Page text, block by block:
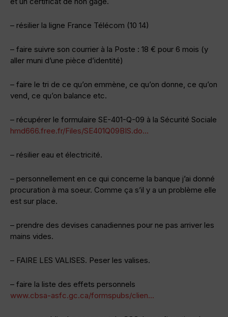
– résilier la ligne France Télécom (10 14)
– faire suivre son courrier à la Poste : 18 € pour 6 mois (y
aller muni d’une pièce d’identité)
– faire le tri de ce qu’on emmène, ce qu’on donne, ce qu’on
vend, ce qu’on balance etc.
– récupérer le formulaire SE-401-Q-09 à la Sécurité Sociale
hmd666.free.fr/Files/SE401Q09BIS.do…
– résilier eau et électricité.
– personnellement en ce qui concerne la banque j’ai donné
procuration à ma soeur. Comme ça s’il y a un problème elle
est sur place.
– prendre des devises canadiennes pour ne pas arriver les
mains vides.
– FAIRE LES VALISES. Peser les valises.
– faire la liste des effets personnels
www.cbsa-asfc.gc.ca/formspubs/clien…